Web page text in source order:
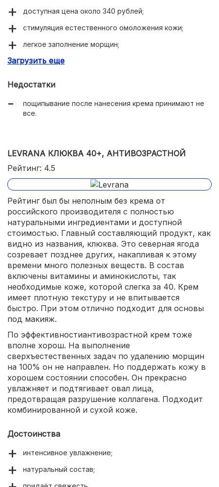
доступная цена около 340 рублей;
стимуляция естественного омоложения кожи;
легкое заполнение морщин;
улучшает цвет лица;
Загрузить еще
Недостатки
пощипывание после нанесения крема принимают не
все.
LEVRANA КЛЮКВА 40+, АНТИВОЗРАСТНОЙ
Рейтинг: 4.5
Рейтинг был бы неполным без крема от
российского производителя с полностью
натуральными ингредиентами и доступной
стоимостью. Главный составляющий продукт, как
видно из названия, клюква. Это северная ягода
созревает позднее других, накапливая к этому
времени много полезных веществ. В состав
включены витамины и аминокислоты, так
необходимые коже, которой слегка за 40. Крем
имеет плотную текстуру и не впитывается
быстро. При этом отлично подходит для основы
под макияж.
По эффективностиантивозрастной крем тоже
вполне хорош. На выполнение
сверхъестественных задач по удалению морщин
на 100% он не направлен. Но поддержать кожу в
хорошем состоянии способен. Он прекрасно
увлажняет и подтягивает овал лица,
предотвращая разрушение коллагена. Подходит
комбинированной и сухой коже.
Достоинства
интенсивное увлажнение;
натуральный состав;